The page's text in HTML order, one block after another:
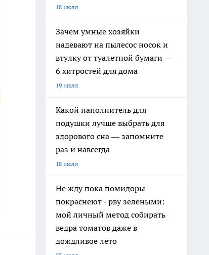
18 июля
Зачем умные хозяйки
надевают на пылесос носок и
втулку от туалетной бумаги —
6 хитростей для дома
19 июля
Какой наполнитель для
подушки лучше выбрать для
здорового сна — запомните
раз и навсегда
18 июля
Не жду пока помидоры
покраснеют - рву зелеными:
мой личный метод собирать
ведра томатов даже в
дождливое лето